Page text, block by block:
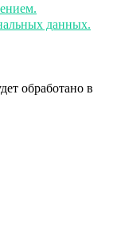
данных.
обработано в